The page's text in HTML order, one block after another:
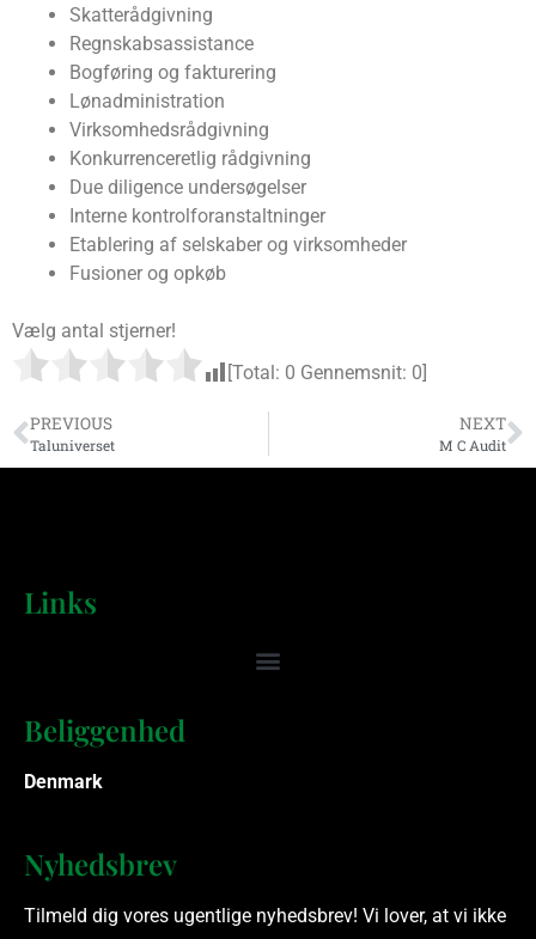
Skatterådgivning
Regnskabsassistance
Bogføring og fakturering
Lønadministration
Virksomhedsrådgivning
Konkurrenceretlig rådgivning
Due diligence undersøgelser
Interne kontrolforanstaltninger
Etablering af selskaber og virksomheder
Fusioner og opkøb
Vælg antal stjerner!
[Total: 0 Gennemsnit: 0
PREVIOUS
Taluniverset
NEXT
M C Audit
Links
Beliggenhed
Denmark
Nyhedsbrev
Tilmeld dig vores ugentlige nyhedsbrev! Vi lover, at vi ikke